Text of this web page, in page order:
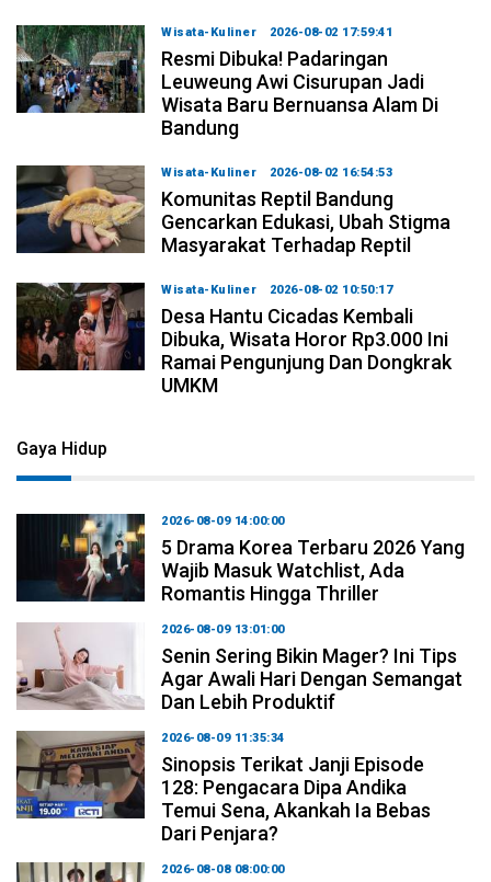
Wisata-Kuliner 2026-08-02 17:59:41
Resmi Dibuka! Padaringan
Leuweung Awi Cisurupan Jadi
Wisata Baru Bernuansa Alam Di
Bandung
Wisata-Kuliner 2026-08-02 16:54:53
Komunitas Reptil Bandung
Gencarkan Edukasi, Ubah Stigma
Masyarakat Terhadap Reptil
Wisata-Kuliner 2026-08-02 10:50:17
Desa Hantu Cicadas Kembali
Dibuka, Wisata Horor Rp3.000 Ini
Ramai Pengunjung Dan Dongkrak
UMKM
Gaya Hidup
2026-08-09 14:00:00
5 Drama Korea Terbaru 2026 Yang
Wajib Masuk Watchlist, Ada
Romantis Hingga Thriller
2026-08-09 13:01:00
Senin Sering Bikin Mager? Ini Tips
Agar Awali Hari Dengan Semangat
Dan Lebih Produktif
2026-08-09 11:35:34
Sinopsis Terikat Janji Episode
128: Pengacara Dipa Andika
Temui Sena, Akankah Ia Bebas
Dari Penjara?
2026-08-08 08:00:00